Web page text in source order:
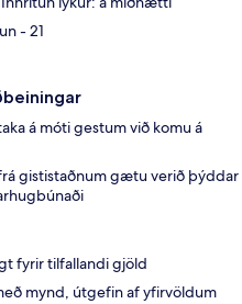
- 21
á móti gestum við komu á
gististaðnum gætu verið þýddar
fyrir tilfallandi gjöld
mynd, útgefin af yfirvöldum